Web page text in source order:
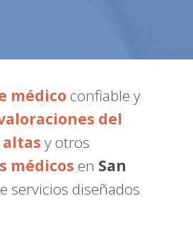
médico confiable y
del
y otros
médicos en San
servicios diseñados